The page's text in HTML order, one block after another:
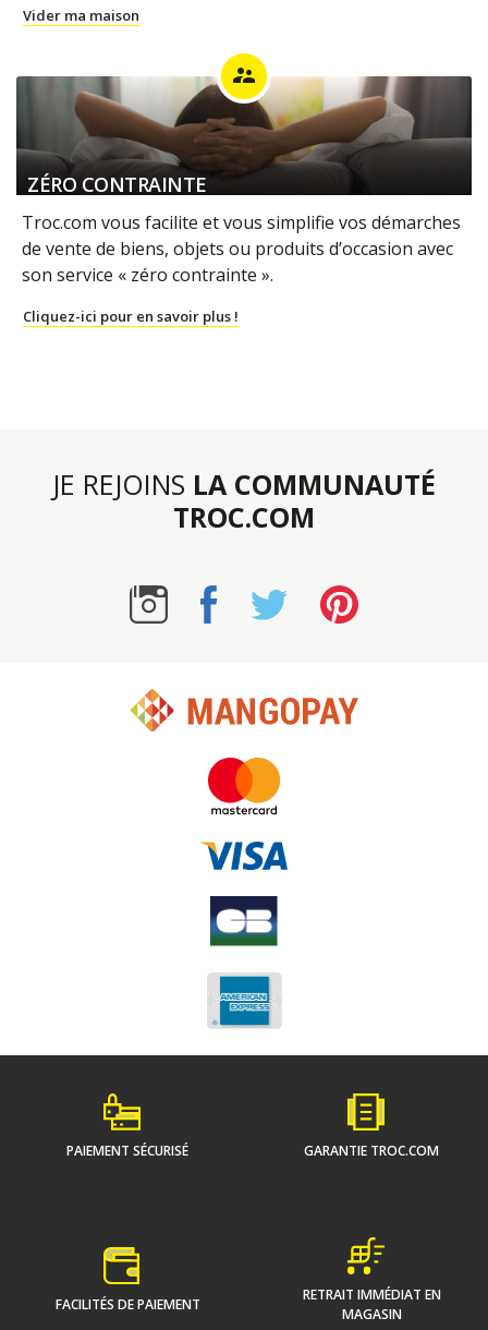
Vider ma maison
supervisor_account
ZÉRO CONTRAINTE
Troc.com vous facilite et vous simplifie vos démarches
de vente de biens, objets ou produits d’occasion avec
son service « zéro contrainte ».
Cliquez-ici pour en savoir plus !
JE REJOINS LA COMMUNAUTÉ
TROC.COM
PAIEMENT SÉCURISÉ GARANTIE TROC.COM
FACILITÉS DE PAIEMENT
RETRAIT IMMÉDIAT EN
MAGASIN